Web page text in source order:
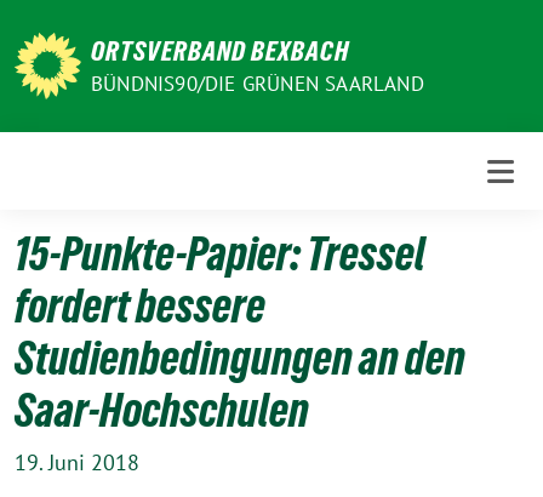
zum
Inhalt
ORTSVERBAND BEXBACH
BÜNDNIS90/DIE GRÜNEN SAARLAND
15-Punkte-Papier: Tressel
fordert bessere
Studienbedingungen an den
Saar-Hochschulen
19. Juni 2018